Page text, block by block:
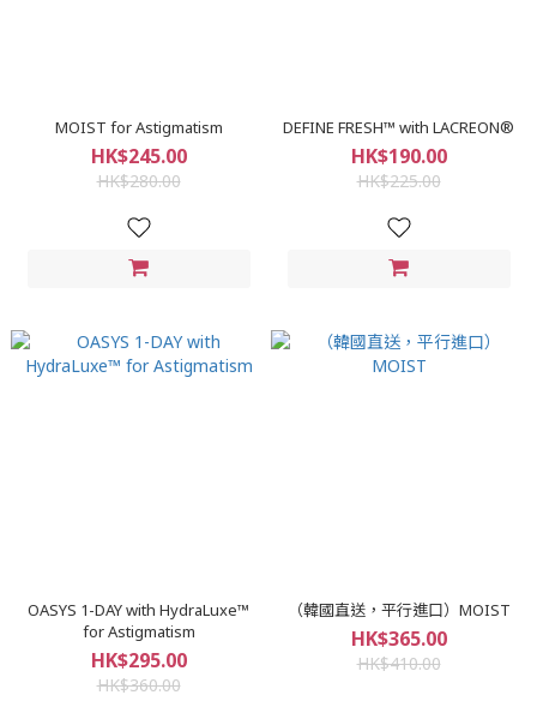
MOIST for Astigmatism
HK$245.00
HK$280.00
DEFINE FRESH™ with LACREON®
HK$190.00
HK$225.00
OASYS 1-DAY with HydraLuxe™
for Astigmatism
HK$295.00
HK$360.00
（韓國直送，平行進口）MOIST
HK$365.00
HK$410.00